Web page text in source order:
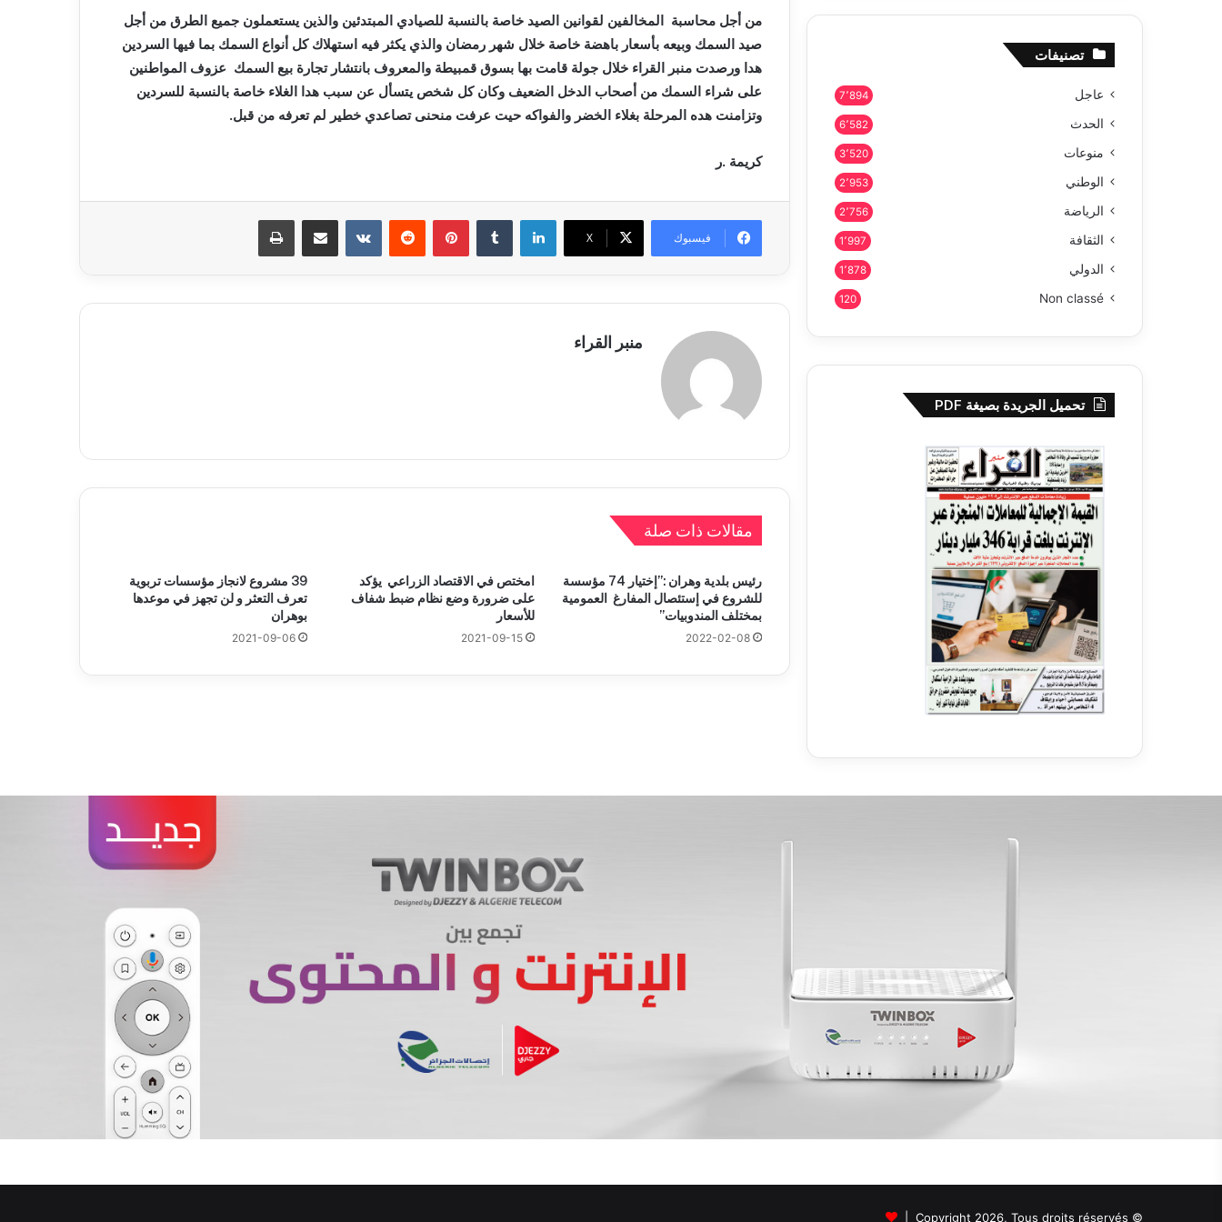
من أجل محاسبة المخالفين لقوانين الصيد خاصة بالنسبة للصيادي المبتدئين والذين يستعملون جميع الطرق من أجل
صيد السمك وبيعه بأسعار باهضة خاصة خلال شهر رمضان والذي يكثر فيه استهلاك كل أنواع السمك بما فيها السردين
هدا ورصدت منبر القراء خلال جولة قامت بها بسوق قمبيطة والمعروف بانتشار تجارة بيع السمك عزوف المواطنين
على شراء السمك من أصحاب الدخل الضعيف وكان كل شخص يتسأل عن سبب هدا الغلاء خاصة بالنسبة للسردين
وتزامنت هده المرحلة بغلاء الخضر والفواكه حيت عرفت منحنى تصاعدي خطير لم تعرفه من قبل.
كريمة .ر
فيسبوك X
لينكدإن بينتيريست مشاركة عبر البريد
منبر القراء
مقالات ذات صلة
رئيس بلدية وهران :”إختيار 74 مؤسسة
للشروع في إستئصال المفارغ العمومية
بمختلف المندوبيات”
2022-02-08
امختص في الاقتصاد الزراعي يؤكد
على ضرورة وضع نظام ضبط شفاف
للأسعار
2021-09-15
39 مشروع لانجاز مؤسسات تربوية
تعرف التعثر و لن تجهز في موعدها
بوهران
2021-09-06
تصنيفات
عاجل 7٬894
الحدث 6٬582
منوعات 3٬520
الوطني 2٬953
الرياضة 2٬756
الثقافة 1٬997
الدولي 1٬878
Non classé
120
تحميل الجريدة بصيغة PDF
© Copyright 2026, Tous droits réservés |